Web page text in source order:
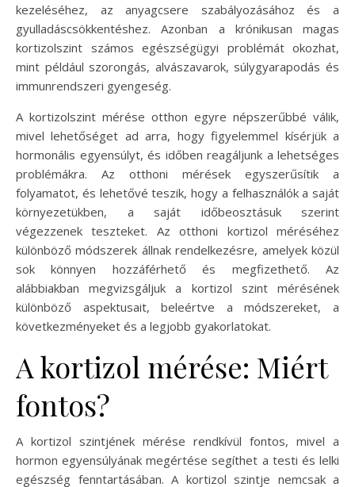
kezeléséhez, az anyagcsere szabályozásához és a
gyulladáscsökkentéshez. Azonban a krónikusan magas
kortizolszint számos egészségügyi problémát okozhat,
mint például szorongás, alvászavarok, súlygyarapodás és
immunrendszeri gyengeség.
A kortizolszint mérése otthon egyre népszerűbbé válik,
mivel lehetőséget ad arra, hogy figyelemmel kísérjük a
hormonális egyensúlyt, és időben reagáljunk a lehetséges
problémákra. Az otthoni mérések egyszerűsítik a
folyamatot, és lehetővé teszik, hogy a felhasználók a saját
környezetükben, a saját időbeosztásuk szerint
végezzenek teszteket. Az otthoni kortizol méréséhez
különböző módszerek állnak rendelkezésre, amelyek közül
sok könnyen hozzáférhető és megfizethető. Az
alábbiakban megvizsgáljuk a kortizol szint mérésének
különböző aspektusait, beleértve a módszereket, a
következményeket és a legjobb gyakorlatokat.
A kortizol mérése: Miért
fontos?
A kortizol szintjének mérése rendkívül fontos, mivel a
hormon egyensúlyának megértése segíthet a testi és lelki
egészség fenntartásában. A kortizol szintje nemcsak a